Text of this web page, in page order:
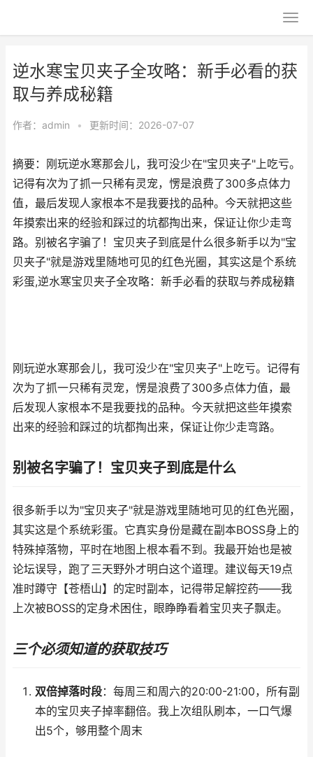
逆水寒宝贝夹子全攻略：新手必看的获
取与养成秘籍
作者： admin • 更新时间：2026-07-07
摘要：刚玩逆水寒那会儿，我可没少在"宝贝夹子"上吃亏。
记得有次为了抓一只稀有灵宠，愣是浪费了300多点体力
值，最后发现人家根本不是我要找的品种。今天就把这些
年摸索出来的经验和踩过的坑都掏出来，保证让你少走弯
路。别被名字骗了！宝贝夹子到底是什么很多新手以为"宝
贝夹子"就是游戏里随地可见的红色光圈，其实这是个系统
彩蛋,逆水寒宝贝夹子全攻略：新手必看的获取与养成秘籍
刚玩逆水寒那会儿，我可没少在"宝贝夹子"上吃亏。记得有
次为了抓一只稀有灵宠，愣是浪费了300多点体力值，最
后发现人家根本不是我要找的品种。今天就把这些年摸索
出来的经验和踩过的坑都掏出来，保证让你少走弯路。
别被名字骗了！宝贝夹子到底是什么
很多新手以为"宝贝夹子"就是游戏里随地可见的红色光圈，
其实这是个系统彩蛋。它真实身份是藏在副本BOSS身上的
特殊掉落物，平时在地图上根本看不到。我最开始也是被
论坛误导，跑了三天野外才明白这个道理。建议每天19点
准时蹲守【苍梧山】的定时副本，记得带足解控药——我
上次被BOSS的定身术困住，眼睁睁看着宝贝夹子飘走。
三个必须知道的获取技巧
双倍掉落时段：每周三和周六的20:00-21:00，所有副
本的宝贝夹子掉率翻倍。我上次组队刷本，一口气爆
出5个，够用整个周末